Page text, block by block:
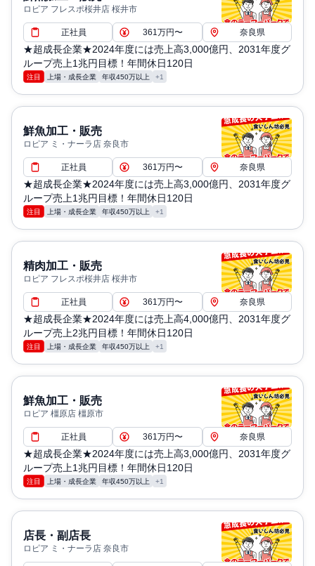
ロピア フレスポ桜井店 桜井市
正社員 361万円〜 奈良県
★超成長企業★2024年度には売上高3,000億円、2031年度グ
ループ売上1兆円目標！年間休日120日
注目 上場・成長企業 年収450万以上 +1
鮮魚加工・販売
ロピア ミ・ナーラ店 奈良市
正社員 361万円〜 奈良県
★超成長企業★2024年度には売上高3,000億円、2031年度グ
ループ売上1兆円目標！年間休日120日
注目 上場・成長企業 年収450万以上 +1
精肉加工・販売
ロピア フレスポ桜井店 桜井市
正社員 361万円〜 奈良県
★超成長企業★2024年度には売上高4,000億円、2031年度グ
ループ売上2兆円目標！年間休日120日
注目 上場・成長企業 年収450万以上 +1
鮮魚加工・販売
ロピア 橿原店 橿原市
正社員 361万円〜 奈良県
★超成長企業★2024年度には売上高3,000億円、2031年度グ
ループ売上1兆円目標！年間休日120日
注目 上場・成長企業 年収450万以上 +1
店長・副店長
ロピア ミ・ナーラ店 奈良市